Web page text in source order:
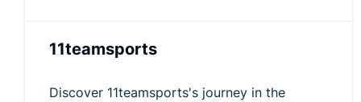
11teamsports
Discover 11teamsports's journey in the